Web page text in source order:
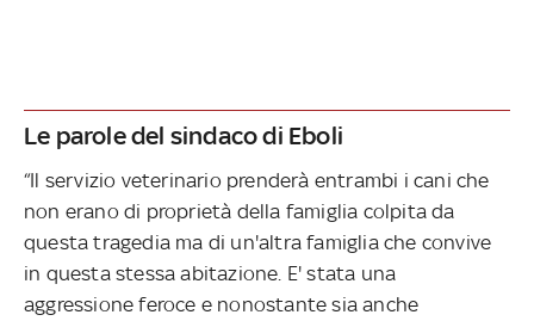
Le parole del sindaco di Eboli
“Il servizio veterinario prenderà entrambi i cani che
non erano di proprietà della famiglia colpita da
questa tragedia ma di un'altra famiglia che convive
in questa stessa abitazione. E' stata una
aggressione feroce e nonostante sia anche